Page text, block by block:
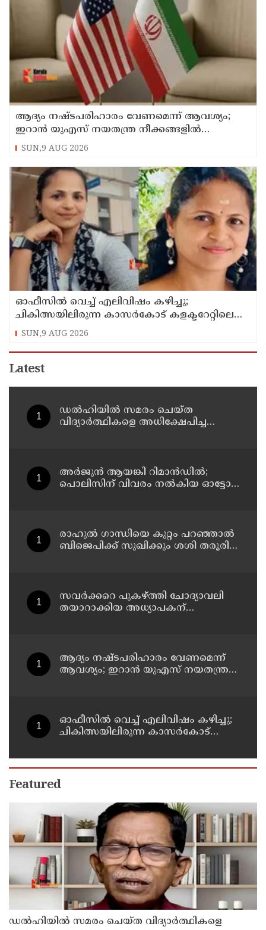
ആദ്യം നഷ്ടപരിഹാരം വേണമെന്ന് ആവശ്യം;
ഇറാന്‍ യുഎസ് നയതന്ത്ര നീക്കങ്ങളില്‍
അനിശ്ചിതത്വം
SUN,9 AUG 2026
ഓഫീസില്‍ വെച്ച് എലിവിഷം കഴിച്ചു;
ചികിത്സയിലിരുന്ന കാസര്‍കോട് കളക്ടറേറ്റിലെ
സീനിയര്‍ ക്ലര്‍ക്ക് മരിച്ചു
SUN,9 AUG 2026
Latest
ഡൽഹിയിൽ സമരം ചെയ്ത
വിദ്യാർത്ഥികളെ അധിക്ഷേപിച്ച
അര്‍ജുന്‍ ആയങ്കി റിമാന്‍ഡില്‍;
പൊലിസിന് വിവരം നൽകിയ ഓട്ടോ
രാഹുല്‍ ഗാന്ധിയെ കുറ്റം പറഞ്ഞാല്‍
ബിജെപിക്ക് സുഖിക്കും ശശി തരൂരിന്
സവര്‍ക്കറെ പുകഴ്ത്തി ചോദ്യാവലി
തയാറാക്കിയ അധ്യാപകന്
ആദ്യം നഷ്ടപരിഹാരം വേണമെന്ന്
ആവശ്യം; ഇറാന്‍ യുഎസ് നയതന്ത്ര
ഓഫീസില്‍ വെച്ച് എലിവിഷം കഴിച്ചു;
ചികിത്സയിലിരുന്ന കാസര്‍കോട്
Featured
ഡൽഹിയിൽ സമരം ചെയ്ത വിദ്യാർത്ഥികളെ